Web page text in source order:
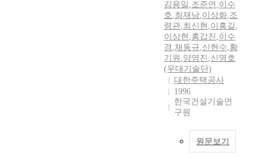
김용일 ,조준연 ,이수
호,최재남,이상화,조
령관,최신현 ,이홍길 ,
이상현 ,홍갑진 ,이수
경 ,채동규,신현수,황
기원 ,양영진 ,신명호
(우대기술단)
대한주택공사
1996
한국건설기술연
구원
원문보기